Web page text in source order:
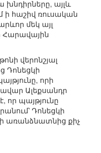
խնդիրները, այլև
ի հաշիվ ռուսական
մեկ այլ
Հարավային
վերոնշյալ
Դոնեցկի
որի
Ալեքսանդր
որ պայթյունը
Դոնեցկի
առանձնատնից քիչ